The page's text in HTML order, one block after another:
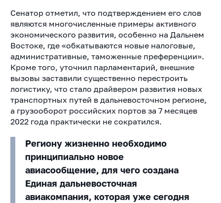
Сенатор отметил, что подтверждением его слов
являются многочисленные примеры активного
экономического развития, особенно на Дальнем
Востоке, где «обкатываются новые налоговые,
административные, таможенные преференции».
Кроме того, уточнил парламентарий, внешние
вызовы заставили существенно перестроить
логистику, что стало драйвером развития новых
транспортных путей в дальневосточном регионе,
а грузооборот российских портов за 7 месяцев
2022 года практически не сократился.
Региону жизненно необходимо
принципиально новое
авиасообщение, для чего создана
Единая дальневосточная
авиакомпания, которая уже сегодня